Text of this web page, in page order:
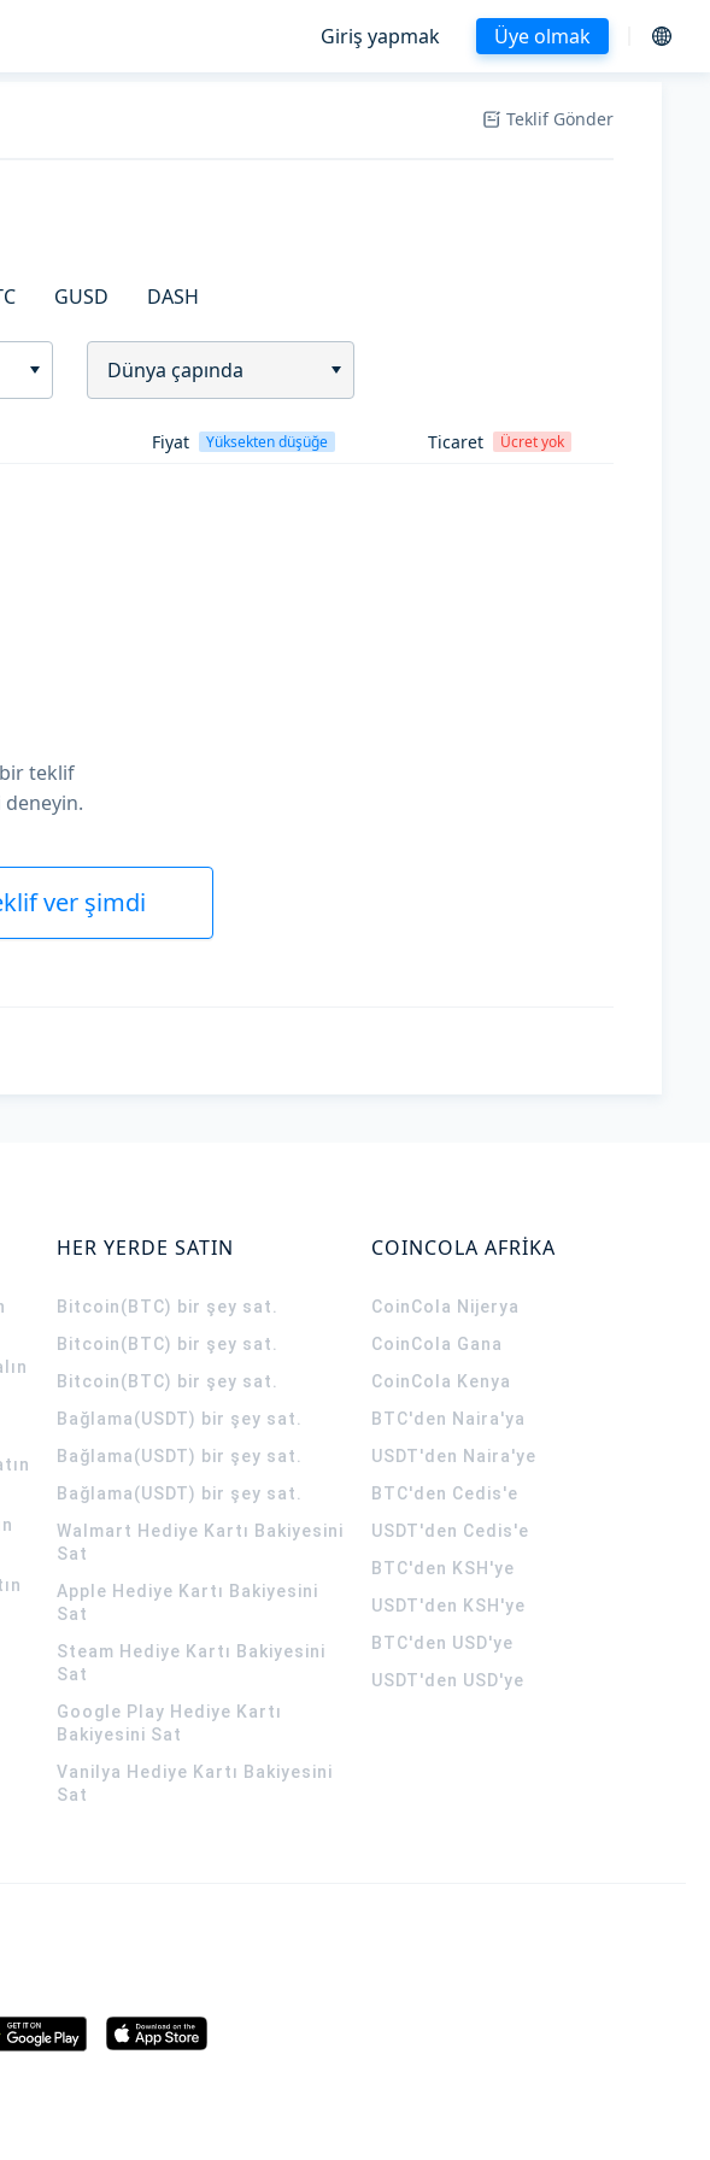
Giriş yapmak Üye olmak
Teklif Gönder
GUSD DASH
Dünya çapında
Fiyat Yüksekten düşüğe Ticaret Ücret yok
teklif
deneyin.
ver şimdi
HER YERDE SATIN
Bitcoin(BTC) bir şey sat.
Bitcoin(BTC) bir şey sat.
Bitcoin(BTC) bir şey sat.
Bağlama(USDT) bir şey sat.
Bağlama(USDT) bir şey sat.
Bağlama(USDT) bir şey sat.
Walmart Hediye Kartı Bakiyesini
Sat
Apple Hediye Kartı Bakiyesini
Sat
Steam Hediye Kartı Bakiyesini
Sat
Google Play Hediye Kartı
Bakiyesini Sat
Vanilya Hediye Kartı Bakiyesini
Sat
COINCOLA AFRİKA
CoinCola Nijerya
CoinCola Gana
CoinCola Kenya
BTC'den Naira'ya
USDT'den Naira'ye
BTC'den Cedis'e
USDT'den Cedis'e
BTC'den KSH'ye
USDT'den KSH'ye
BTC'den USD'ye
USDT'den USD'ye